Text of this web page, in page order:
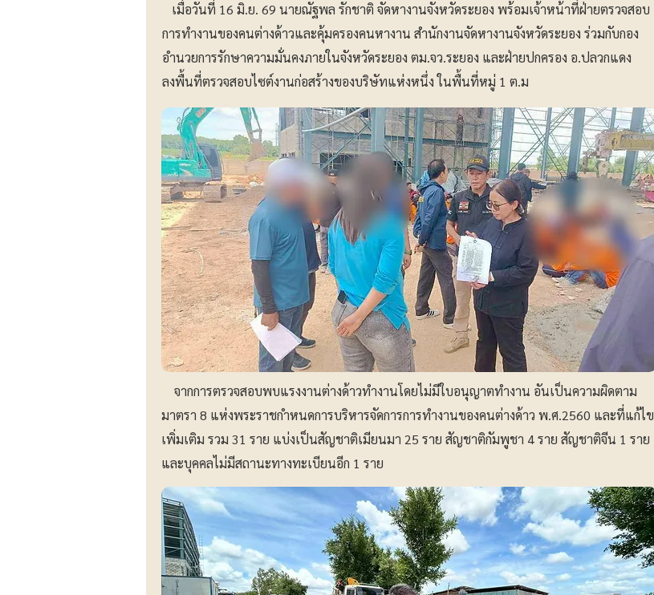
เมื่อวันที่ 16 มิ.ย. 69 นายณัฐพล รักชาติ จัดหางานจังหวัดระยอง พร้อมเจ้าหน้าที่ฝ่ายตรวจสอบ
การทำงานของคนต่างด้าวและคุ้มครองคนหางาน สำนักงานจัดหางานจังหวัดระยอง ร่วมกับกอง
อำนวยการรักษาความมั่นคงภายในจังหวัดระยอง ตม.จว.ระยอง และฝ่ายปกครอง อ.ปลวกแดง
ลงพื้นที่ตรวจสอบไซต์งานก่อสร้างของบริษัทแห่งหนึ่ง ในพื้นที่หมู่ 1 ต.ม
จากการตรวจสอบพบแรงงานต่างด้าวทำงานโดยไม่มีใบอนุญาตทำงาน อันเป็นความผิดตาม
มาตรา 8 แห่งพระราชกำหนดการบริหารจัดการการทำงานของคนต่างด้าว พ.ศ.2560 และที่แก้ไข
เพิ่มเติม รวม 31 ราย แบ่งเป็นสัญชาติเมียนมา 25 ราย สัญชาติกัมพูชา 4 ราย สัญชาติจีน 1 ราย
และบุคคลไม่มีสถานะทางทะเบียนอีก 1 ราย